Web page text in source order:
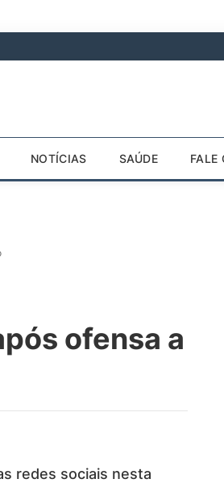
NOTÍCIAS SAÚDE FALE
ofensa a
redes sociais nesta